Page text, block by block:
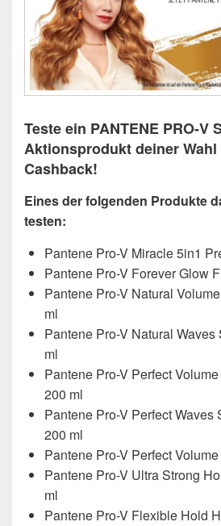
Teste ein PANTENE PRO-V
Aktionsprodukt deiner
Cashback!
Eines der folgenden Produkte
testen:
Pantene Pro-V Miracle 5in1
Pantene Pro-V Forever Glow
Pantene Pro-V Natural
ml
Pantene Pro-V Natural
ml
Pantene Pro-V Perfect
200 ml
Pantene Pro-V Perfect Waves
200 ml
Pantene Pro-V Perfect
Pantene Pro-V Ultra Strong
ml
Pantene Pro-V Flexible Hold